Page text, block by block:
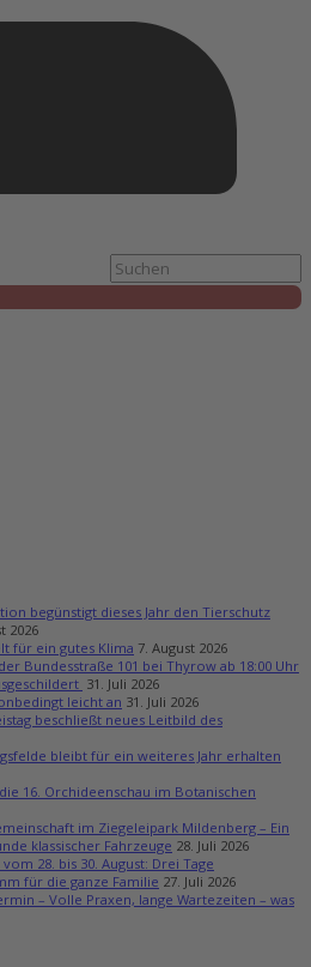
begünstigt dieses Jahr den Tierschutz
2026
für ein gutes Klima 7. August 2026
Bundesstraße 101 bei Thyrow ab 18:00 Uhr
31. Juli 2026
leicht an 31. Juli 2026
beschließt neues Leitbild des
bleibt für ein weiteres Jahr erhalten
16. Orchideenschau im Botanischen
im Ziegeleipark Mildenberg – Ein
klassischer Fahrzeuge 28. Juli 2026
28. bis 30. August: Drei Tage
für die ganze Familie 27. Juli 2026
– Volle Praxen, lange Wartezeiten – was